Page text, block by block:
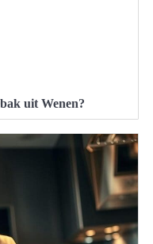
uit Wenen?